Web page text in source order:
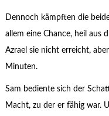
Dennoch kämpften die
allem eine Chance, heil aus
Azrael sie nicht erreicht,
Minuten.
Sam bediente sich der
Macht, zu der er fähig war.